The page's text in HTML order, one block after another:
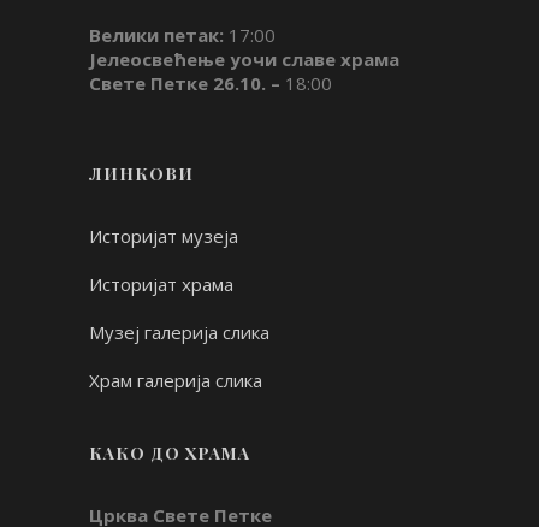
Велики петак: 17:00
Јелеосвећење уочи славе храма
Свете Петке 26.10. – 18:00
ЛИНКОВИ
Историјат музеја
Историјат храма
Музеј галерија слика
Храм галерија слика
КАКО ДО ХРАМА
Црква Свете Петке